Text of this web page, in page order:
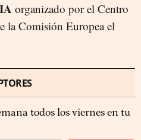
organizado por el Centro
la Comisión Europea el
todos los viernes en tu